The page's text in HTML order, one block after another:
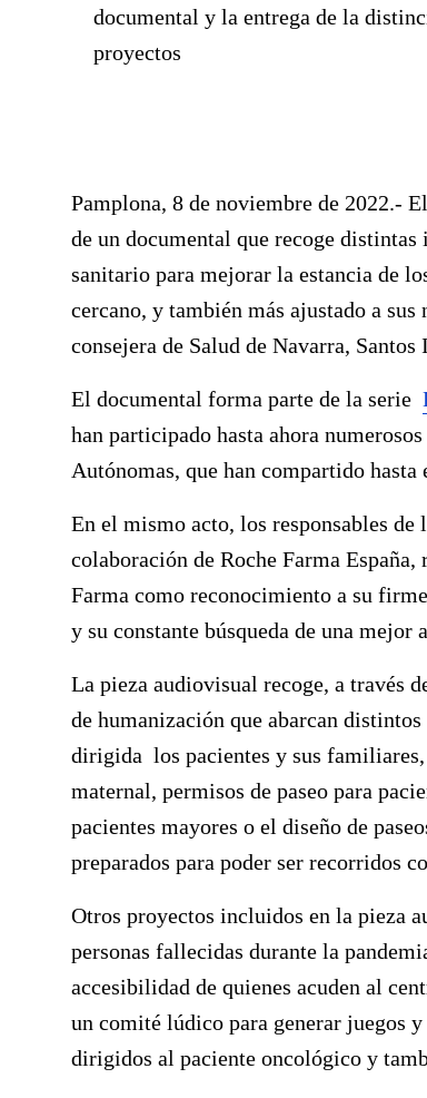
documental y la entrega de la
proyectos
Pamplona, 8 de noviembre de 2022.-
de un documental que recoge
sanitario para mejorar la estancia de
cercano, y también más ajustado a
consejera de Salud de Navarra, Santos
El documental forma parte de la serie
han participado hasta ahora
Autónomas, que han compartido
En el mismo acto, los responsables
colaboración de Roche Farma
Farma como reconocimiento a su
y su constante búsqueda de una
La pieza audiovisual recoge, a través
de humanización que abarcan
dirigida los pacientes y sus
maternal, permisos de paseo para
pacientes mayores o el diseño de
preparados para poder ser recorridos
Otros proyectos incluidos en la pieza
personas fallecidas durante la
accesibilidad de quienes acuden al
un comité lúdico para generar juegos
dirigidos al paciente oncológico y